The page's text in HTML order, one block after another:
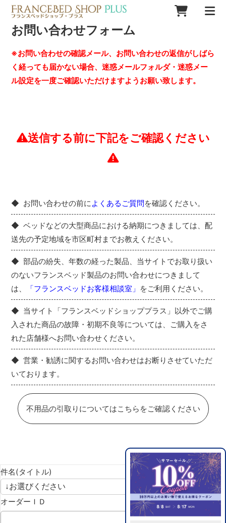
お問い合わせフォーム
※お問い合わせの確認メール、お問い合わせの返信がしばら
く経っても届かない場合、迷惑メールフォルダ・迷惑メー
ル設定を一度ご確認いただけますようお願い致します。
送信する前に下記をご確認ください
お問い合わせの前に よくあるご質問を確認ください。
ベッドなどの大型商品における納期につきましては、配
送先の予定地域を市区町村までお教えください。
部品の紛失、年数の経った製品、当サイトでお取り扱い
のないフランスベッド製品のお問い合わせにつきまして
は、
「フランスベッドお客様相談室」 をご利用ください。
当サイト「フランスベッドショッププラス」以外でご購
入された商品の故障・初期不良等については、ご購入をさ
れた店舗様へお問い合わせください。
営業・勧誘に関するお問い合わせはお断りさせていただ
いております。
不用品の引取りについてはこちらをご確認ください
件名(タイトル)
オーダーＩＤ